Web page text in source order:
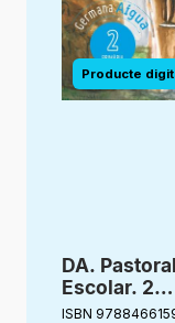
DA. Pastoral
Escolar. 2
Primària.
ISBN